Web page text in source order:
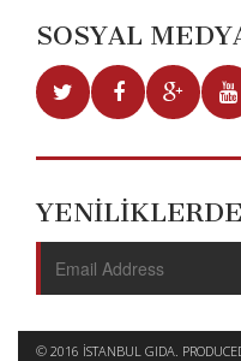
SOSYAL
© 2016 İSTANBUL GIDA.